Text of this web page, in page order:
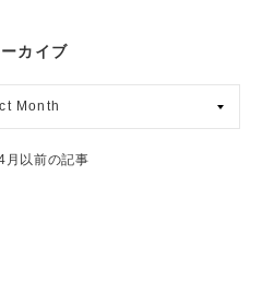
カイブ
月以前の記事